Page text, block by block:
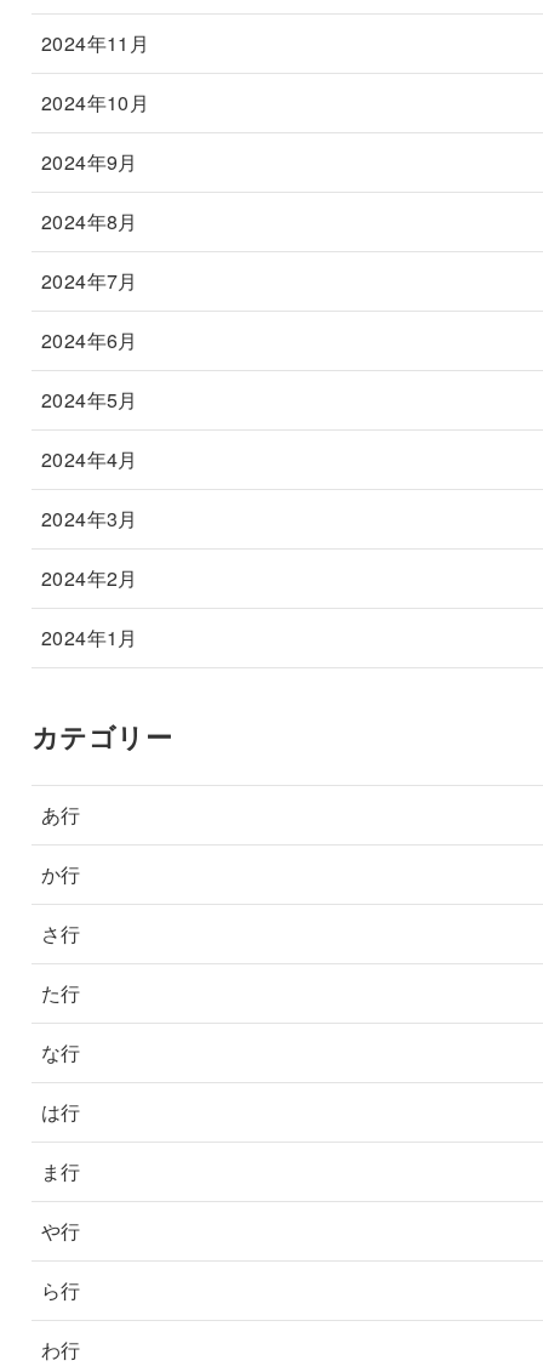
2024年11月
2024年10月
2024年9月
2024年8月
2024年7月
2024年6月
2024年5月
2024年4月
2024年3月
2024年2月
2024年1月
カテゴリー
あ行
か行
さ行
た行
な行
は行
ま行
や行
ら行
わ行